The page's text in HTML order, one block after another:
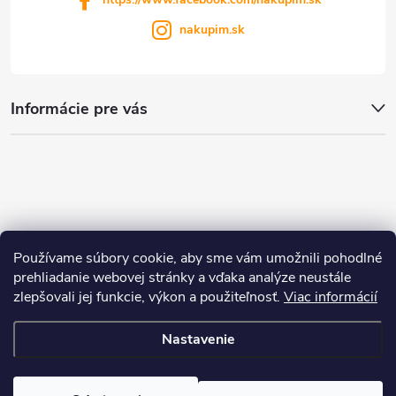
Používame súbory cookie, aby sme vám umožnili pohodlné
prehliadanie webovej stránky a vďaka analýze neustále
zlepšovali jej funkcie, výkon a použiteľnosť. Viac informácií
Nastavenie
Informácie pre vás
nakupim.sk
Copyright 2026
cookies